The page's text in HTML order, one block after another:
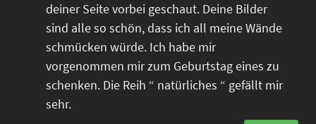
deiner Seite vorbei geschaut. Deine Bilder
sind alle so schön, dass ich all meine Wände
schmücken würde. Ich habe mir
vorgenommen mir zum Geburtstag eines zu
schenken. Die Reih “ natürliches “ gefällt mir
sehr.